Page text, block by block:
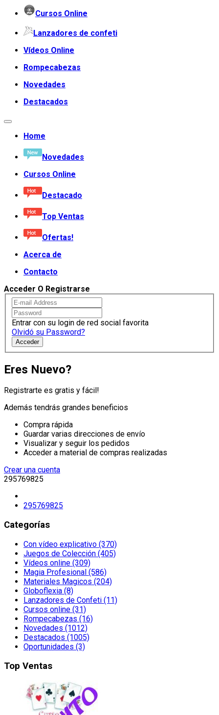
Cursos Online
Lanzadores de confeti
Vídeos Online
Rompecabezas
Novedades
Destacados
Home
Novedades
Cursos Online
Destacado
Top Ventas
Ofertas!
Acerca de
Contacto
Acceder O Registrarse
Entrar con su login de red social favorita
Olvidó su Password?
Acceder
Eres Nuevo?
Registrarte es gratis y fácil!
Además tendrás grandes beneficios
Compra rápida
Guardar varias direcciones de envío
Visualizar y seguir los pedidos
Acceder a material de compras realizadas
Crear una cuenta
295769825
295769825
Categorías
Con vídeo explicativo (370)
Juegos de Colección (405)
Vídeos online (309)
Magia Profesional (586)
Materiales Magicos (204)
Globoflexia (8)
Lanzadores de Confeti (11)
Cursos online (31)
Rompecabezas (16)
Novedades (1012)
Destacados (1005)
Oportunidades (3)
Top Ventas